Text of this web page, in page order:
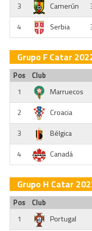
3
Camerún
4
Serbia
Grupo F Catar
Pos Club
1
Marruecos
2
Croacia
3
Bélgica
4
Canadá
Grupo H Catar
Pos Club
1
Portugal